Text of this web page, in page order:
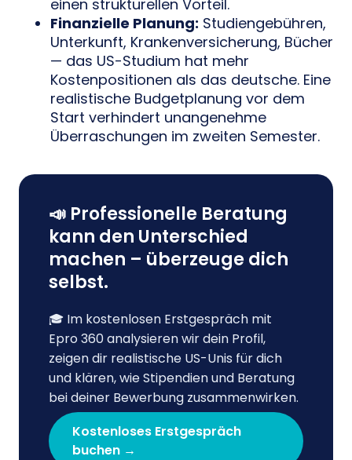
einen strukturellen Vorteil.
Finanzielle Planung: Studiengebühren,
Unterkunft, Krankenversicherung, Bücher
— das US-Studium hat mehr
Kostenpositionen als das deutsche. Eine
realistische Budgetplanung vor dem
Start verhindert unangenehme
Überraschungen im zweiten Semester.
📣 Professionelle Beratung
kann den Unterschied
machen – überzeuge dich
selbst.
🎓 Im kostenlosen Erstgespräch mit
Epro 360 analysieren wir dein Profil,
zeigen dir realistische US-Unis für dich
und klären, wie Stipendien und Beratung
bei deiner Bewerbung zusammenwirken.
Kostenloses Erstgespräch
buchen →